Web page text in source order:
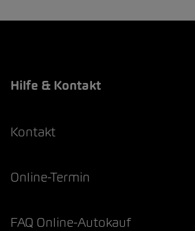
Hilfe & Kontakt
Kontakt
Online-Termin
FAQ Online-Autokauf